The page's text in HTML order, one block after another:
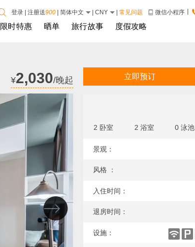
限时特惠 晒单 旅行故事 度假攻略
登录 | 注册送900 | 简体中文 | CNY | 常见问题 微信小程序
¥2,030/晚起 立即预订
2 卧室 2 浴室 0 泳池
景观：
风格 ：
入住时间：
退房时间：
设施：